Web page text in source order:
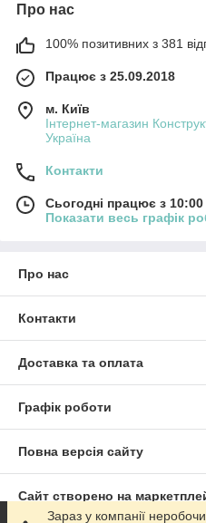
Про нас
100% позитивних з 381
Працює з 25.09.2018
м. Київ
Інтернет-магазин
Україна
Контакти
Сьогодні працює з
Показати весь графік
Про нас
Контакти
Доставка та оплата
Графік роботи
Повна версія сайту
Сайт створено на
Зараз у компанії